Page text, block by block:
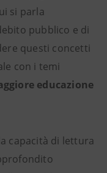
si parla
pubblico e di
questi concetti
con i temi
educazione
capacità di lettura